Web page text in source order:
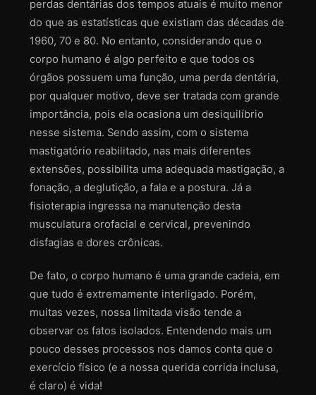
perdas dentárias dos tempos atuais é muito menor
do que as estatísticas que existiam das décadas de
1960, 70 e 80. No entanto, considerando que o
corpo humano é algo perfeito e que todos os
órgãos possuem uma função, uma perda dentária,
por qualquer motivo, deve ser tratada com grande
importância, pois ela ocasiona um desiquilíbrio
nesse sistema. Sendo assim, com o sistema
mastigatório reabilitado, nas mais diferentes
extensões, possibilita uma adequada mastigação, a
fonação, a deglutição, a fala e a postura. Já a
fisioterapia ingressa na manutenção desta
musculatura orofacial e cervical, prevenindo
disfagias e dores crônicas.
De fato, o corpo humano é uma grande cadeia, em
que tudo é extremamente interligado. Porém,
muitas vezes, nossa limitada visão tende a
observar os fatos isolados. Entendendo mais um
pouco desses processos nos damos conta que o
exercício físico (e a nossa querida corrida inclusa,
é claro) é vida!